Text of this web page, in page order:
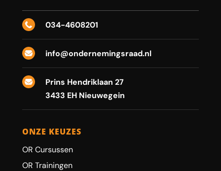
 034-4608201
 info@ondernemingsraad.nl

Prins Hendriklaan 27
3433 EH Nieuwegein
ONZE KEUZES
OR Cursussen
OR Trainingen